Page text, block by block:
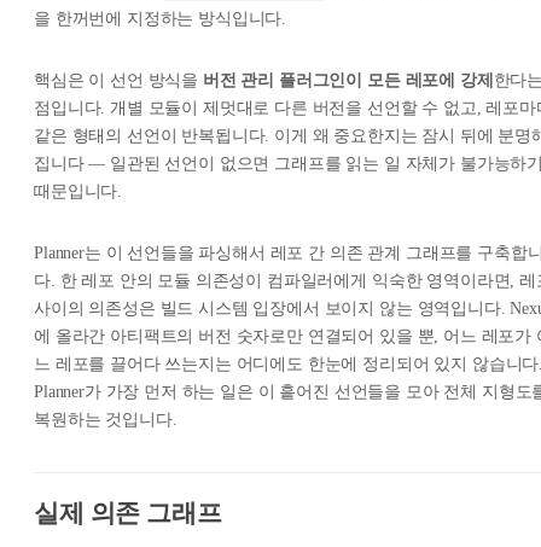
을 한꺼번에 지정하는 방식입니다.
핵심은 이 선언 방식을 버전 관리 플러그인이 모든 레포에 강제 한다
점입니다. 개별 모듈이 제멋대로 다른 버전을 선언할 수 없고, 레포마
같은 형태의 선언이 반복됩니다. 이게 왜 중요한지는 잠시 뒤에 분명
집니다 — 일관된 선언이 없으면 그래프를 읽는 일 자체가 불가능하
때문입니다.
Planner는 이 선언들을 파싱해서 레포 간 의존 관계 그래프를 구축합
다. 한 레포 안의 모듈 의존성이 컴파일러에게 익숙한 영역이라면, 레
사이 의 의존성은 빌드 시스템 입장에서 보이지 않는 영역입니다.
에 올라간 아티팩트의 버전 숫자로만 연결되어 있을 뿐, 어느 레포가
느 레포를 끌어다 쓰는지는 어디에도 한눈에 정리되어 있지 않습니
Planner가 가장 먼저 하는 일은 이 흩어진 선언들을 모아 전체 지형도
복원하는 것입니다.
실제 의존 그래프